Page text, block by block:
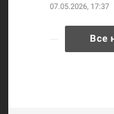
07.05.2026, 17:37
Все